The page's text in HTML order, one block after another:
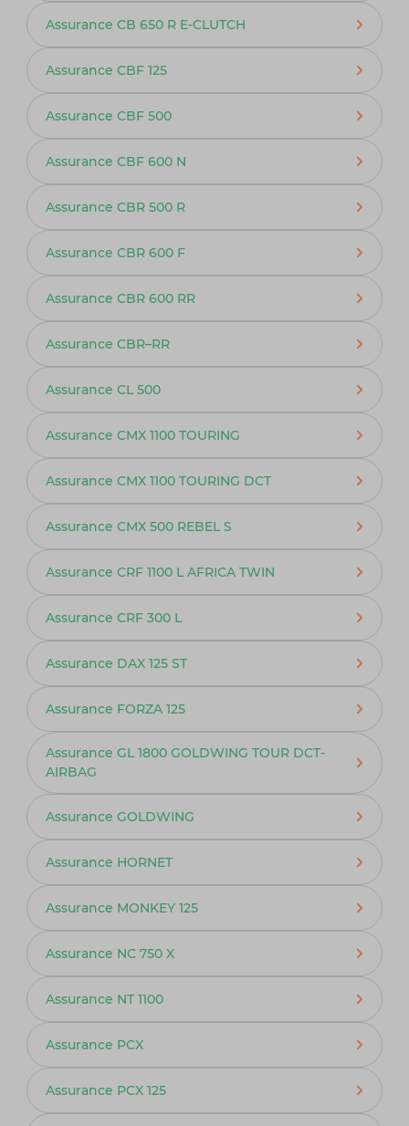
Assurance CB 650 R E-CLUTCH
Assurance CBF 125
Assurance CBF 500
Assurance CBF 600 N
Assurance CBR 500 R
Assurance CBR 600 F
Assurance CBR 600 RR
Assurance CBR–RR
Assurance CL 500
Assurance CMX 1100 TOURING
Assurance CMX 1100 TOURING DCT
Assurance CMX 500 REBEL S
Assurance CRF 1100 L AFRICA TWIN
Assurance CRF 300 L
Assurance DAX 125 ST
Assurance FORZA 125
Assurance GL 1800 GOLDWING TOUR DCT-
AIRBAG
Assurance GOLDWING
Assurance HORNET
Assurance MONKEY 125
Assurance NC 750 X
Assurance NT 1100
Assurance PCX
Assurance PCX 125